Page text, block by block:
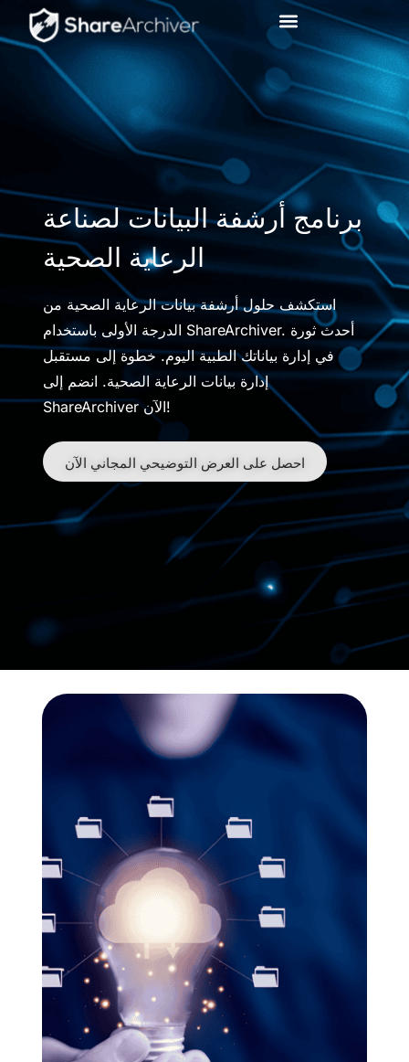
برنامج أرشفة البيانات لصناعة
الرعاية الصحية
استكشف حلول أرشفة بيانات الرعاية الصحية من
الدرجة الأولى باستخدام ShareArchiver. أحدث ثورة
في إدارة بياناتك الطبية اليوم. خطوة إلى مستقبل
إدارة بيانات الرعاية الصحية. انضم إلى
ShareArchiver الآن!
احصل على العرض التوضيحي المجاني الآن